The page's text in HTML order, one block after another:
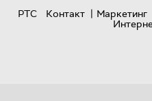
РТС
Контакт | Маркетинг